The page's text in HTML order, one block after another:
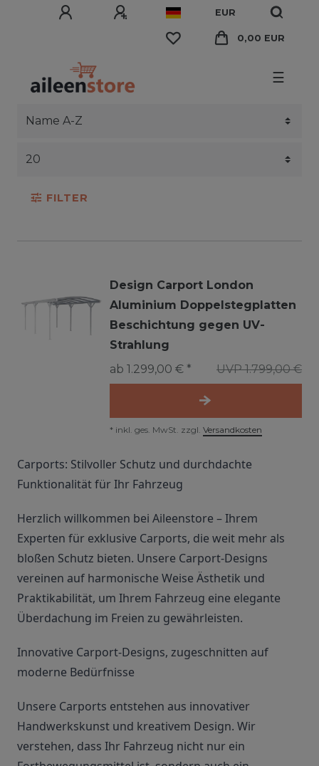
EUR
0,00 EUR
☰
FILTER
Design Carport London
Aluminium Doppelstegplatten
Beschichtung gegen UV-
Strahlung
UVP 1.799,00 €
ab 1.299,00 € *
* inkl. ges. MwSt. zzgl. Versandkosten
Carports: Stilvoller Schutz und durchdachte
Funktionalität für Ihr Fahrzeug
Herzlich willkommen bei Aileenstore – Ihrem
Experten für exklusive Carports, die weit mehr als
bloßen Schutz bieten. Unsere Carport-Designs
vereinen auf harmonische Weise Ästhetik und
Praktikabilität, um Ihrem Fahrzeug eine elegante
Überdachung im Freien zu gewährleisten.
Innovative Carport-Designs, zugeschnitten auf
moderne Bedürfnisse
Unsere Carports entstehen aus innovativer
Handwerkskunst und kreativem Design. Wir
verstehen, dass Ihr Fahrzeug nicht nur ein